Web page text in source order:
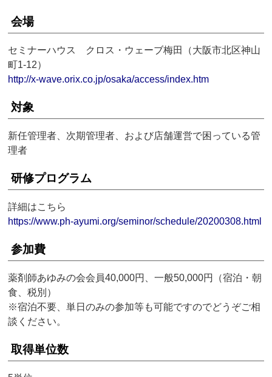
会場
セミナーハウス クロス・ウェーブ梅田（大阪市北区神山
町1-12）
http://x-wave.orix.co.jp/osaka/access/index.htm
対象
新任管理者、次期管理者、および店舗運営で困っている管
理者
研修プログラム
詳細はこちら
https://www.ph-ayumi.org/seminor/schedule/20200308.html
参加費
薬剤師あゆみの会会員40,000円、一般50,000円（宿泊・朝
食、税別）
※宿泊不要、単日のみの参加等も可能ですのでどうぞご相
談ください。
取得単位数